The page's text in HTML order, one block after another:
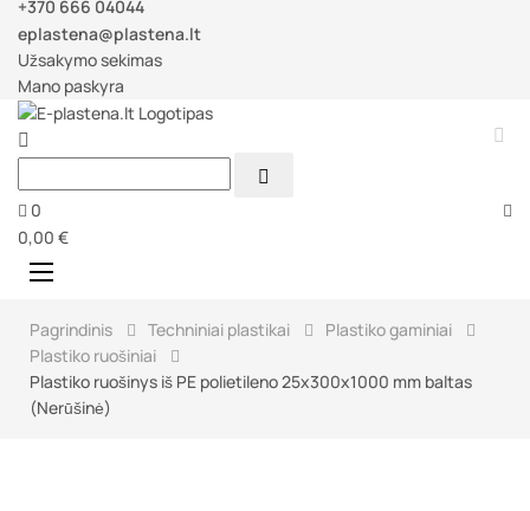
+370 666 04044
eplastena@plastena.lt
Užsakymo sekimas
Mano paskyra
 

0
0,00 €
Perjungti
☰
Pagrindinis Techniniai plastikai
Plastiko gaminiai
Plastiko ruošiniai
Plastiko ruošinys iš PE polietileno 25x300x1000 mm baltas
(Nerūšinė)